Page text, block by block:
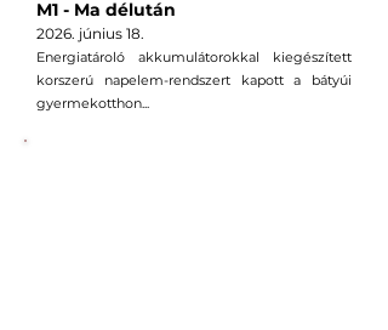
M1 - Ma délután
2026. június 18.
Energiatároló akkumulátorokkal kiegészített
korszerú napelem-rendszert kapott a bátyúi
gyermekotthon...